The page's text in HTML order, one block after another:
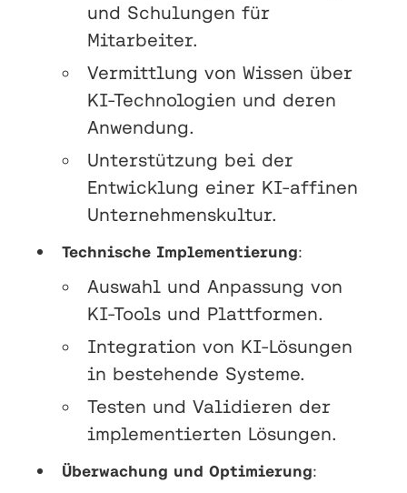
und Schulungen für
Mitarbeiter.
Vermittlung von Wissen über
KI-Technologien und deren
Anwendung.
Unterstützung bei der
Entwicklung einer KI-affinen
Unternehmenskultur.
Technische Implementierung:
Auswahl und Anpassung von
KI-Tools und Plattformen.
Integration von KI-Lösungen
in bestehende Systeme.
Testen und Validieren der
implementierten Lösungen.
Überwachung und Optimierung: